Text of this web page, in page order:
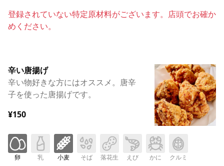
登録されていない特定原材料がございます。店頭でお確か
めください。
辛い唐揚げ
辛い物好きな方にはオススメ。唐辛
子を使った唐揚げです。
¥150
卵 乳 小麦 そば 落花生 えび かに クルミ